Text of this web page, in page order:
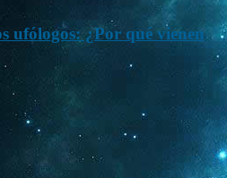
ufólogos: ¿Por qué vienen